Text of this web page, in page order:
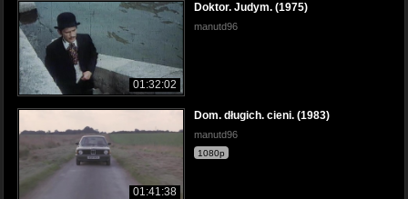
01:32:02
Doktor. Judym. (1975)
manutd96
01:41:38
Dom. długich. cieni. (1983)
manutd96
1080p